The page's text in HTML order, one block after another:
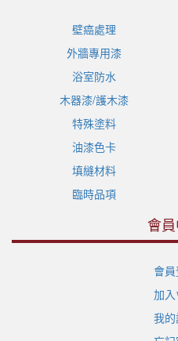
壁癌處理
外牆專用漆
浴室防水
木器漆/護木漆
特殊塗料
油漆色卡
填縫材料
臨時品項
會
會
加入
我